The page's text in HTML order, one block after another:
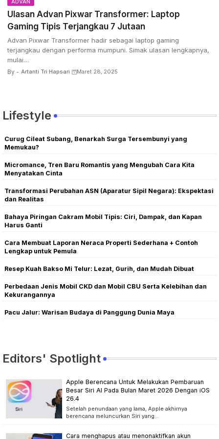
Ulasan Advan Pixwar Transformer: Laptop
Gaming Tipis Terjangkau 7 Jutaan
Advan Pixwar Transformer hadir sebagai laptop gaming
terjangkau dengan performa mumpuni. Simak ulasan lengkapnya,
mulai…
By - Artanti Tri Hapsari Maret 28, 2025
Lifestyle
Curug Cileat Subang, Benarkah Surga Tersembunyi yang
Memukau?
Micromance, Tren Baru Romantis yang Mengubah Cara Kita
Menyatakan Cinta
Transformasi Perubahan ASN (Aparatur Sipil Negara): Ekspektasi
dan Realitas
Bahaya Piringan Cakram Mobil Tipis: Ciri, Dampak, dan Kapan
Harus Ganti
Cara Membuat Laporan Neraca Properti Sederhana + Contoh
Lengkap untuk Pemula
Resep Kuah Bakso Mi Telur: Lezat, Gurih, dan Mudah Dibuat
Perbedaan Jenis Mobil CKD dan Mobil CBU Serta Kelebihan dan
Kekurangannya
Pacu Jalur: Warisan Budaya di Panggung Dunia Maya
Editors' Spotlight
Apple Berencana Untuk Melakukan Pembaruan
Besar Siri AI Pada Bulan Maret 2026 Dengan iOS
26.4
Setelah penundaan yang lama, Apple akhirnya
berencana meluncurkan Siri yang…
Cara menghapus atau menonaktifkan akun